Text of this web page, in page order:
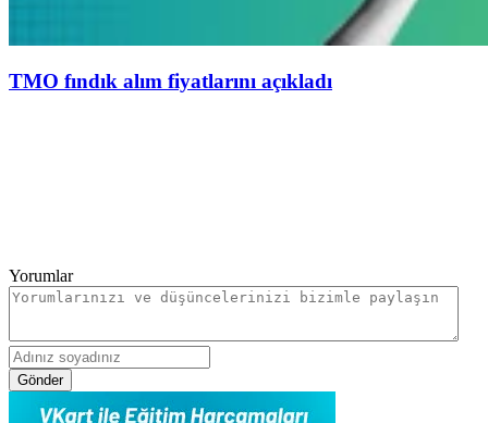
TMO fındık alım fiyatlarını açıkladı
Yorumlar
Gönder